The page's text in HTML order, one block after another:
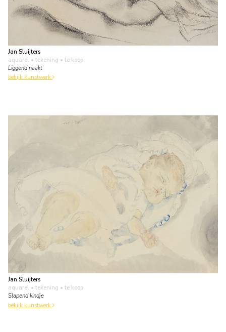
Jan Sluijters
aquarel • tekening • te koop
Liggend naakt
bekijk kunstwerk
Jan Sluijters
aquarel • tekening • te koop
Slapend kindje
bekijk kunstwerk